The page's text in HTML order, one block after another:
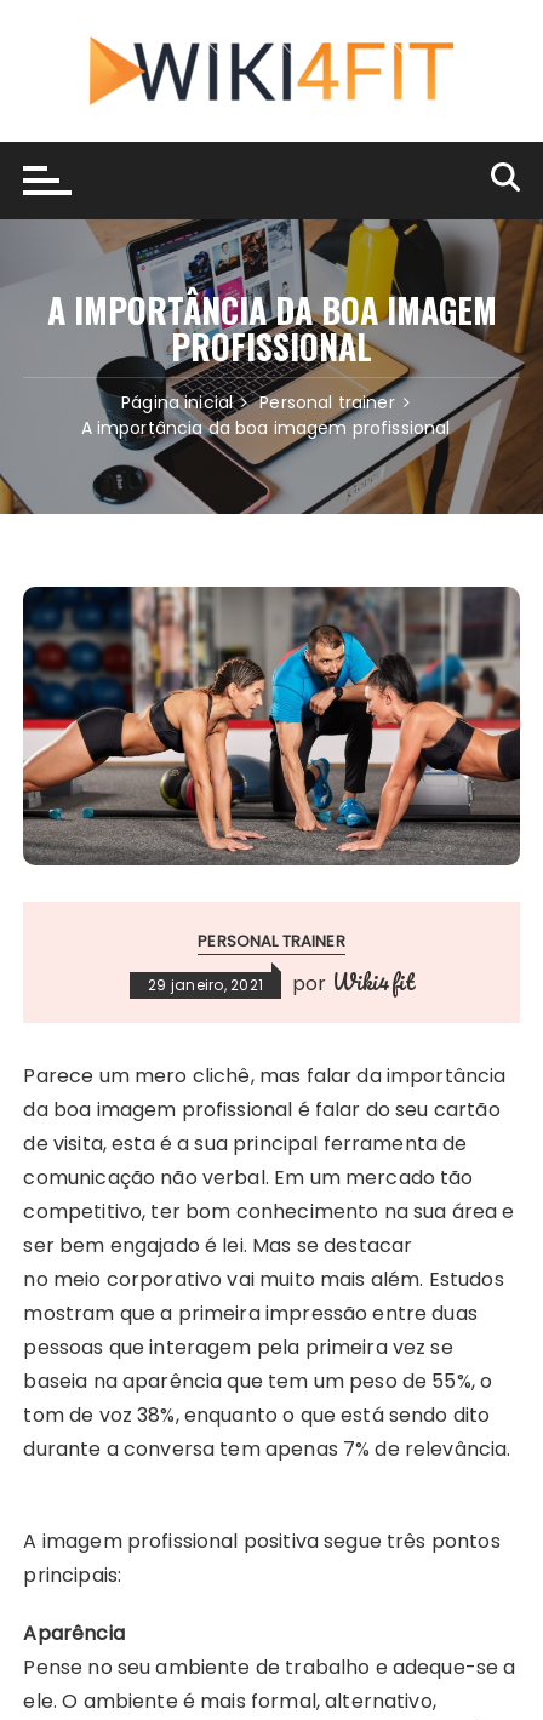
conteúdo
A IMPORTÂNCIA DA BOA IMAGEM
PROFISSIONAL
Página inicial
Personal trainer
A importância da boa imagem profissional
PERSONAL TRAINER
29 janeiro, 2021 por Wiki4fit
Parece um mero clichê, mas falar da importância
da boa imagem profissional é falar do seu cartão
de visita, esta é a sua principal ferramenta de
comunicação não verbal. Em um mercado tão
competitivo, ter bom conhecimento na sua área e
ser bem engajado é lei. Mas se destacar
no meio corporativo vai muito mais além. Estudos
mostram que a primeira impressão entre duas
pessoas que interagem pela primeira vez se
baseia na aparência que tem um peso de 55%, o
tom de voz 38%, enquanto o que está sendo dito
durante a conversa tem apenas 7% de relevância.
A imagem profissional positiva segue três pontos
principais:
Aparência
Pense no seu ambiente de trabalho e adeque-se a
ele. O ambiente é mais formal, alternativo,